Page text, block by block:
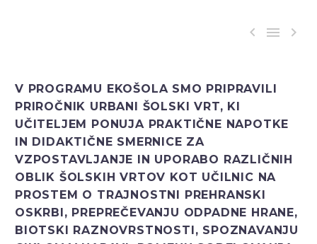
  
V PROGRAMU EKOŠOLA SMO PRIPRAVILI
PRIROČNIK URBANI ŠOLSKI VRT, KI
UČITELJEM PONUJA PRAKTIČNE NAPOTKE
IN DIDAKTIČNE SMERNICE ZA
VZPOSTAVLJANJE IN UPORABO RAZLIČNIH
OBLIK ŠOLSKIH VRTOV KOT UČILNIC NA
PROSTEM O TRAJNOSTNI PREHRANSKI
OSKRBI, PREPREČEVANJU ODPADNE HRANE,
BIOTSKI RAZNOVRSTNOSTI, SPOZNAVANJU